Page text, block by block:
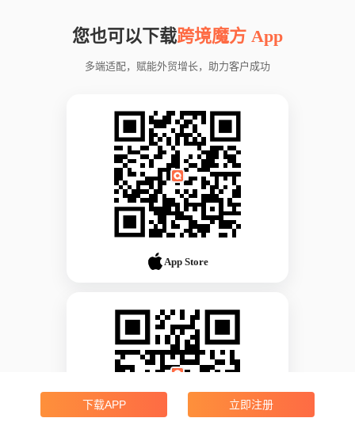
您也可以下载跨境魔方 App
多端适配，赋能外贸增长，助力客户成功
App Store
下载APP 立即注册